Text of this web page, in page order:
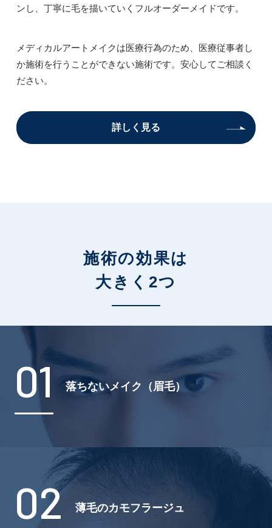
ンし、丁寧に毛を描いていくフルオーダーメイドです。
メディカルアートメイクは医療行為のため、医療従事者し
か施術を行うことができない施術です。安心してご相談く
ださい。
詳しく見る
施術の効果は
大きく2つ
01 落ちないメイク （眉毛）
02 薄毛のカモフラージュ